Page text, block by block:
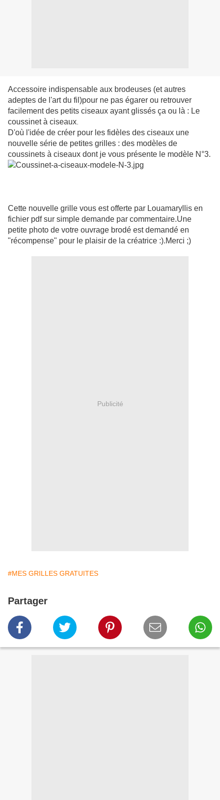
Accessoire indispensable aux brodeuses (et autres
adeptes de l'art du fil)pour ne pas égarer ou retrouver
facilement des petits ciseaux ayant glissés ça ou là : Le
coussinet à ciseaux
D'où l'idée de créer pour les fidèles des ciseaux une
nouvelle série de petites grilles : des modèles de
coussinets à ciseaux dont je vous présente le modèle N°3.
Cette nouvelle grille vous est offerte par Louamaryllis en
fichier pdf sur simple demande par commentaire.Une
petite photo de votre ouvrage brodé est demandé en
"récompense" pour le plaisir de la créatrice :).Merci ;)
Publicité
#MES GRILLES GRATUITES
Partager